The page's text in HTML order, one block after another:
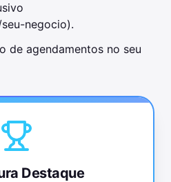
negocio).
de agendamentos no seu
Destaque